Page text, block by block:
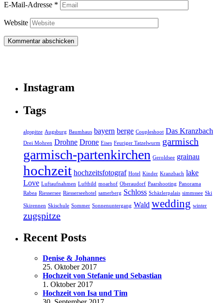
E-Mail-Adresse *
Website
Instagram
Tags
alpspitze Augsburg Baumhaus bayern berge Coupleshoot Das Kranzbach
Drei Mohren Drohne Drone Eises Feuriger Tatzelwurm garmisch
garmisch-partenkirchen Geroldsee grainau
hochzeit hochzeitsfotograf Hotel Kinder Kranzbach lake
Love Luftaufnahmen Luftbild moarhof Oberaudorf Paarshooting Panorama
Rabea Riessersee Riesserseehotel samerberg Schloss Schäzlerpalais simmssee Ski
Skirennen Skischule Sommer Sonnenuntergang Wald wedding winter
zugspitze
Recent Posts
Denise & Johannes
25. Oktober 2017
Hochzeit von Stefanie und Sebastian
1. Oktober 2017
Hochzeit von Isa und Tim